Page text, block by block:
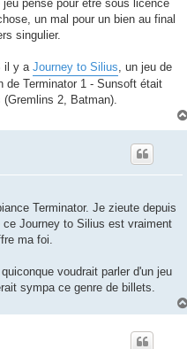
pensé pour être sous licence
un mal pour un bien au final
singulier.
il y a Journey to Silius, un jeu de
de Terminator 1 - Sunsoft était
2, Batman).
Terminator. Je zieute depuis
Journey to Silius est vraiment
ma foi.
voudrait parler d'un jeu
sympa ce genre de billets.